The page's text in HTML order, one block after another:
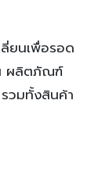
ยนเพื่อรอด
ผลิตภัณฑ์
วมทั้งสินค้า